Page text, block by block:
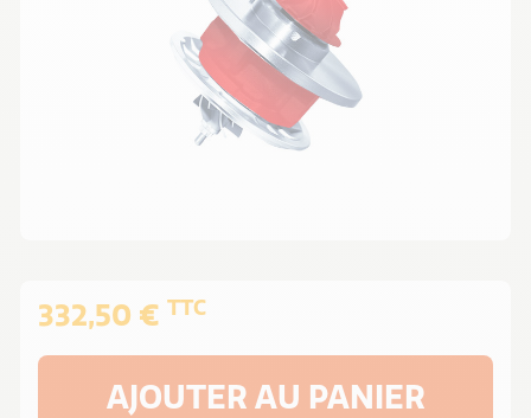
332,50 € TTC
AJOUTER AU PANIER